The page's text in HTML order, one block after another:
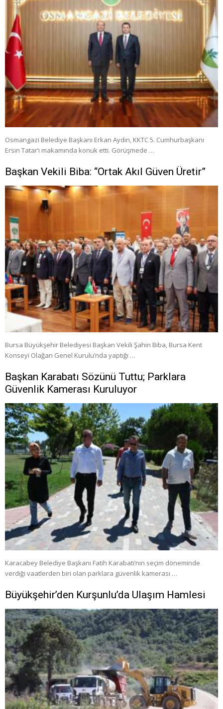
Osmangazi Belediye Başkanı Erkan Aydın, KKTC 5. Cumhurbaşkanı
Ersin Tatar’ı makamında konuk etti. Görüşmede …
Başkan Vekili Biba: “Ortak Akıl Güven Üretir”
Bursa Büyükşehir Belediyesi Başkan Vekili Şahin Biba, Bursa Kent
Konseyi Olağan Genel Kurulu’nda yaptığı …
Başkan Karabatı Sözünü Tuttu; Parklara
Güvenlik Kamerası Kuruluyor
Karacabey Belediye Başkanı Fatih Karabatı’nın seçim döneminde
verdiği vaatlerden biri olan parklara güvenlik kamerası …
Büyükşehir’den Kurşunlu’da Ulaşım Hamlesi